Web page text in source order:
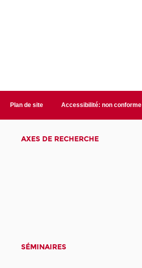
Plan de site Accessibilité: non conforme
AXES DE RECHERCHE
SÉMINAIRES